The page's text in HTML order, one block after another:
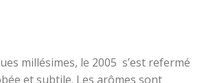
millésimes, le 2005 s’est refermé
et subtile. Les arômes sont